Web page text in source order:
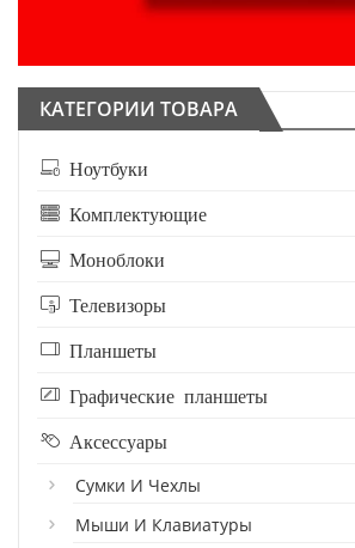
КАТЕГОРИИ ТОВАРА
Ноутбуки
Комплектующие
Моноблоки
Телевизоры
Планшеты
Графические планшеты
Аксессуары
Сумки И Чехлы
Мыши И Клавиатуры